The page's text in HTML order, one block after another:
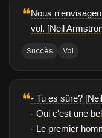
❝Nous
vol. [Neil
Succès Vol
❝- Tu es sûre?
- Oui c'est une
- Le premier